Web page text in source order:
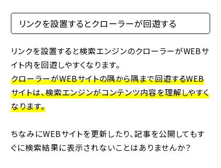
リンクを設置するとクローラーが回遊する
リンクを設置すると検索エンジンのクローラーがWEBサ
イト内を回遊しやすくなります。
クローラーがWEBサイトの隅から隅まで回遊するWEB
サイトは、検索エンジンがコンテンツ内容を理解しやすく
なります。
ちなみにWEBサイトを更新したり、記事を公開してもす
ぐに検索結果に表示されないことはありませんか？